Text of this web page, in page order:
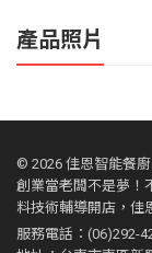
產品照片
© 2026 佳恩智能餐
創業當老闆不是夢！
料技術輔導開店，佳
服務電話：(06)292-